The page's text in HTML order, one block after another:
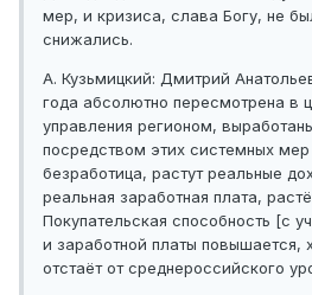
мер, и кризиса, слава Богу, не
снижались.
А. Кузьмицкий: Дмитрий
года абсолютно пересмотрена в
управления регионом,
посредством этих системных
безработица, растут реальные
реальная заработная плата,
Покупательская способность [с
и заработной платы повышается,
отстаёт от среднероссийского